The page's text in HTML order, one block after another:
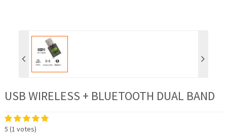
USB WIRELESS + BLUETOOTH DUAL BAND
5 (1 votes)